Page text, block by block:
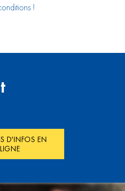
!
D'INFOS EN
LIGNE